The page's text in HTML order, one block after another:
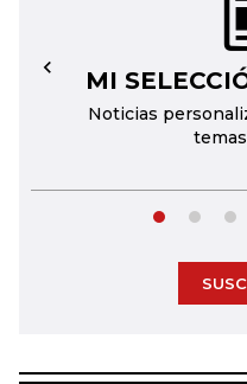
MI
Noticias
←